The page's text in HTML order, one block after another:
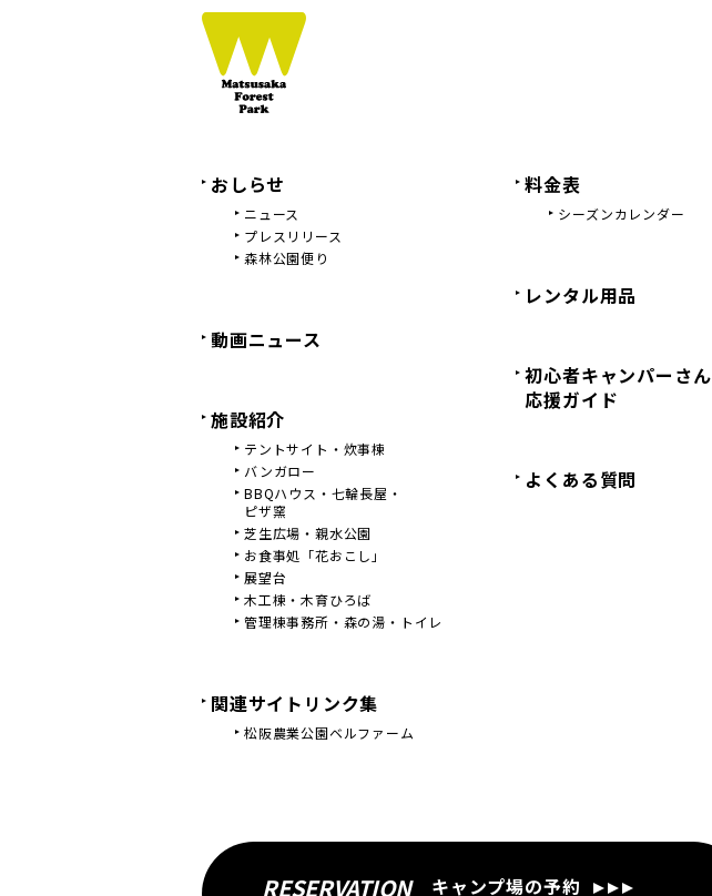
おしらせ
ニュース
プレスリリース
森林公園便り
動画ニュース
施設紹介
テントサイト・炊事棟
バンガロー
BBQハウス・七輪長屋・
ピザ窯
芝生広場・親水公園
お食事処「花おこし」
展望台
木工棟・木育ひろば
管理棟事務所・森の湯・トイレ
関連サイトリンク集
松阪農業公園ベルファーム
料金表
シーズンカレンダー
レンタル用品
初心者キャンパーさん
応援ガイド
よくある質問
RESERVATION キャンプ場の予約